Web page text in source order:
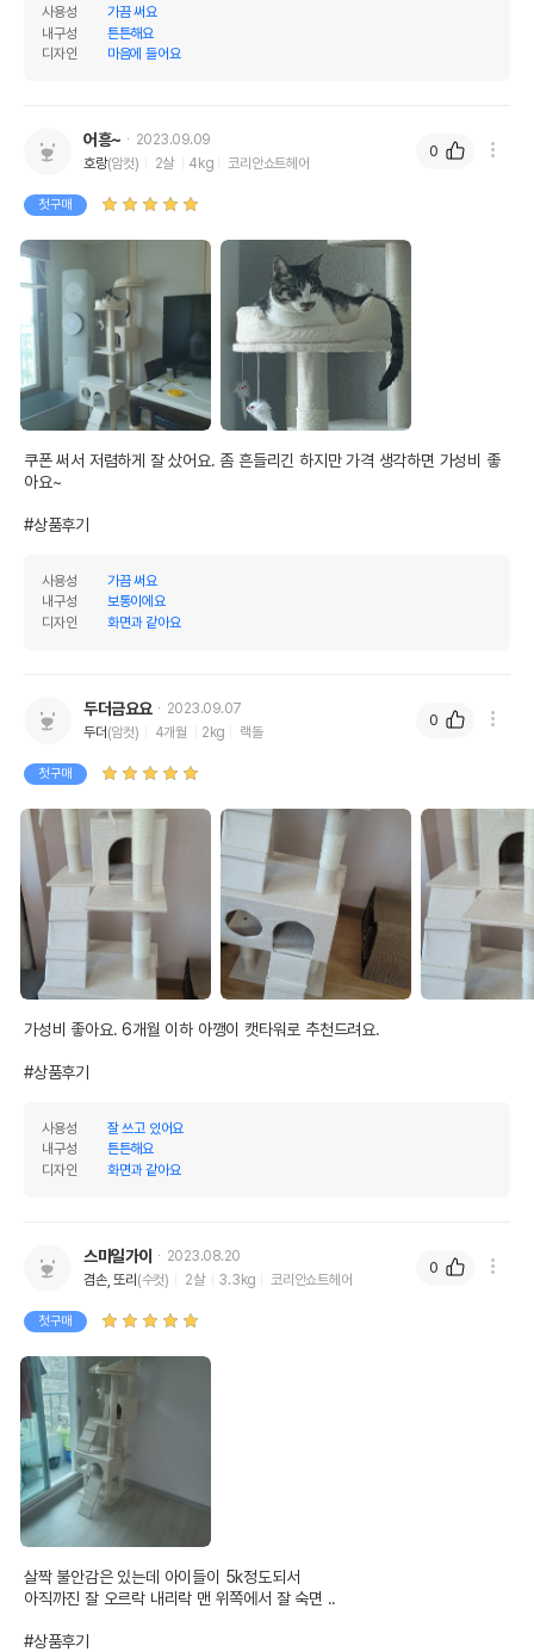
사용성
가끔 써요
내구성
튼튼해요
디자인
마음에 들어요
어흥~
2023.09.09
호랑(암컷) 2살 4kg 코리안쇼트헤어
첫구매
쿠폰 써서 저렴하게 잘 샀어요. 좀 흔들리긴 하지만 가격 생각하면 가성비 좋
아요~
#상품후기
사용성
가끔 써요
내구성
보통이에요
디자인
화면과 같아요
0
두더금요요
2023.09.07
두더(암컷) 4개월 2kg 랙돌
첫구매
가성비 좋아요. 6개월 이하 아깽이 캣타워로 추천드려요.
#상품후기
사용성
잘 쓰고 있어요
내구성
튼튼해요
디자인
화면과 같아요
0
스마일가이
2023.08.20
겸손, 또리(수컷) 2살 3.3kg 코리안쇼트헤어
첫구매
살짝 불안감은 있는데 아이들이 5k정도되서
아직까진 잘 오르락 내리락 맨 위쪽에서 잘 숙면 ..
#상품후기
0